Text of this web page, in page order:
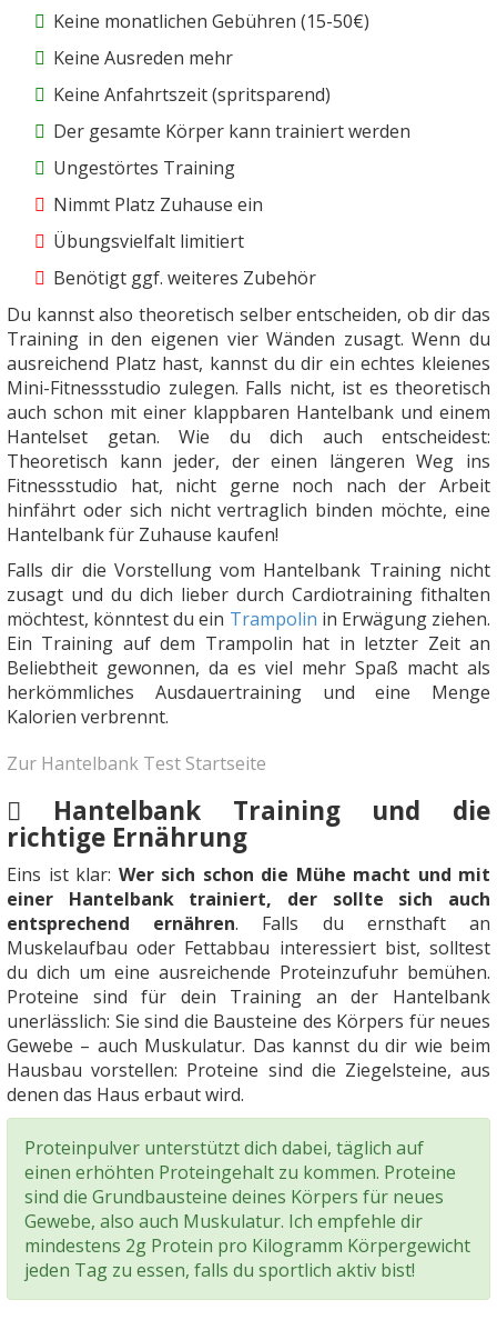
Keine monatlichen Gebühren (15-50€)
Keine Ausreden mehr
Keine Anfahrtszeit (spritsparend)
Der gesamte Körper kann trainiert werden
Ungestörtes Training
Nimmt Platz Zuhause ein
Übungsvielfalt limitiert
Benötigt ggf. weiteres Zubehör
Du kannst also theoretisch selber entscheiden, ob dir das
Training in den eigenen vier Wänden zusagt. Wenn du
ausreichend Platz hast, kannst du dir ein echtes kleienes
Mini-Fitnessstudio zulegen. Falls nicht, ist es theoretisch
auch schon mit einer klappbaren Hantelbank und einem
Hantelset getan. Wie du dich auch entscheidest:
Theoretisch kann jeder, der einen längeren Weg ins
Fitnessstudio hat, nicht gerne noch nach der Arbeit
hinfährt oder sich nicht vertraglich binden möchte, eine
Hantelbank für Zuhause kaufen!
Falls dir die Vorstellung vom Hantelbank Training nicht
zusagt und du dich lieber durch Cardiotraining fithalten
möchtest, könntest du ein Trampolin in Erwägung ziehen.
Ein Training auf dem Trampolin hat in letzter Zeit an
Beliebtheit gewonnen, da es viel mehr Spaß macht als
herkömmliches Ausdauertraining und eine Menge
Kalorien verbrennt.
Zur Hantelbank Test Startseite
Hantelbank Training und die
richtige Ernährung
Eins ist klar: Wer sich schon die Mühe macht und mit
einer Hantelbank trainiert, der sollte sich auch
entsprechend ernähren. Falls du ernsthaft an
Muskelaufbau oder Fettabbau interessiert bist, solltest
du dich um eine ausreichende Proteinzufuhr bemühen.
Proteine sind für dein Training an der Hantelbank
unerlässlich: Sie sind die Bausteine des Körpers für neues
Gewebe – auch Muskulatur. Das kannst du dir wie beim
Hausbau vorstellen: Proteine sind die Ziegelsteine, aus
denen das Haus erbaut wird.
Proteinpulver unterstützt dich dabei, täglich auf
einen erhöhten Proteingehalt zu kommen. Proteine
sind die Grundbausteine deines Körpers für neues
Gewebe, also auch Muskulatur. Ich empfehle dir
mindestens 2g Protein pro Kilogramm Körpergewicht
jeden Tag zu essen, falls du sportlich aktiv bist!